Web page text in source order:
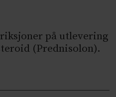
på utlevering
(Prednisolon).